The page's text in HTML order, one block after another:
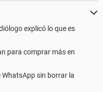
explicó lo que es
para comprar más en
sin borrar la